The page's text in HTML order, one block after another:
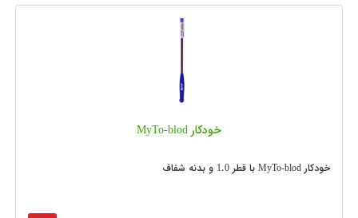
خودکار MyTo-blod
خودکار MyTo-blod با قطر 1.0 و بدنه شفاف